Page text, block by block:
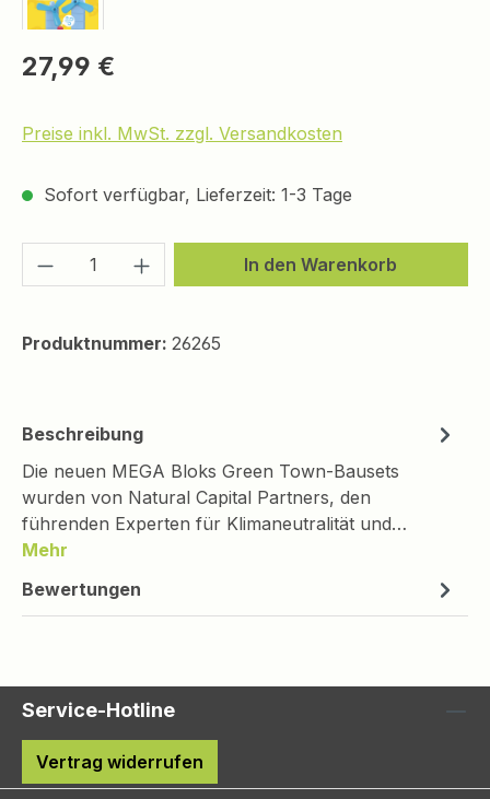
Regulärer Preis:
27,99 €
Preise inkl. MwSt. zzgl. Versandkosten
Sofort verfügbar, Lieferzeit: 1-3 Tage
Produkt Anzahl: Gib denIn den Warenkorb
Produktnummer: 26265
Beschreibung
Die neuen MEGA Bloks Green Town-Bausets
wurden von Natural Capital Partners, den
führenden Experten für Klimaneutralität und…
Mehr
Bewertungen
Service-Hotline
Vertrag widerrufen